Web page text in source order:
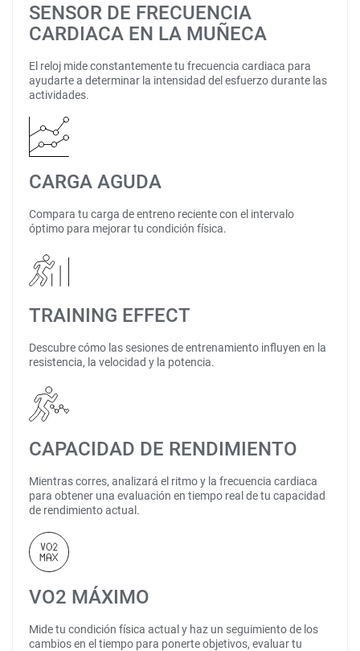
SENSOR DE FRECUENCIA
CARDIACA EN LA MUÑECA
El reloj mide constantemente tu frecuencia cardiaca para
ayudarte a determinar la intensidad del esfuerzo durante las
actividades.
CARGA AGUDA
Compara tu carga de entreno reciente con el intervalo
óptimo para mejorar tu condición física.
TRAINING EFFECT
Descubre cómo las sesiones de entrenamiento influyen en la
resistencia, la velocidad y la potencia.
CAPACIDAD DE RENDIMIENTO
Mientras corres, analizará el ritmo y la frecuencia cardiaca
para obtener una evaluación en tiempo real de tu capacidad
de rendimiento actual.
VO2 MÁXIMO
Mide tu condición física actual y haz un seguimiento de los
cambios en el tiempo para ponerte objetivos, evaluar tu